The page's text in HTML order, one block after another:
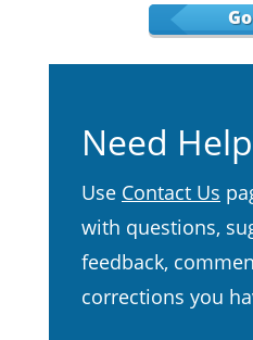
እግዚአብሔር
አይቈጣም።
12. ባትመለሱ ግን
ገተረ አዘጋጀም፤
13.የሞት
ፍላጻዎቹንም
Need
Use Contact Us
with questions,
feedback,
corrections you